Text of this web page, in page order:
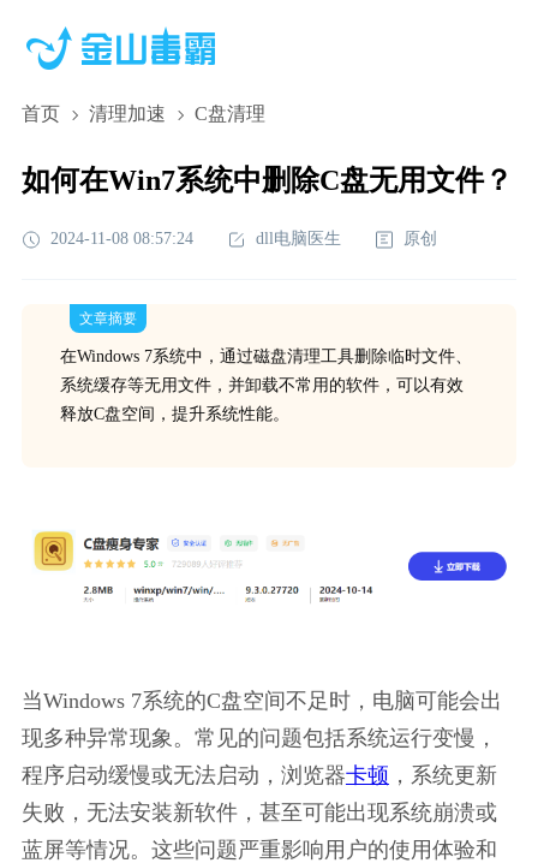
首页 清理加速 C盘清理
如何在Win7系统中删除C盘无用文件？
2024-11-08 08:57:24 dll电脑医生 原创
文章摘要
在Windows 7系统中，通过磁盘清理工具删除临时文件、
系统缓存等无用文件，并卸载不常用的软件，可以有效
释放C盘空间，提升系统性能。
当Windows 7系统的C盘空间不足时，电脑可能会出
现多种异常现象。常见的问题包括系统运行变慢，
程序启动缓慢或无法启动，浏览器卡顿 ，系统更新
失败，无法安装新软件，甚至可能出现系统崩溃或
蓝屏等情况。这些问题严重影响用户的使用体验和